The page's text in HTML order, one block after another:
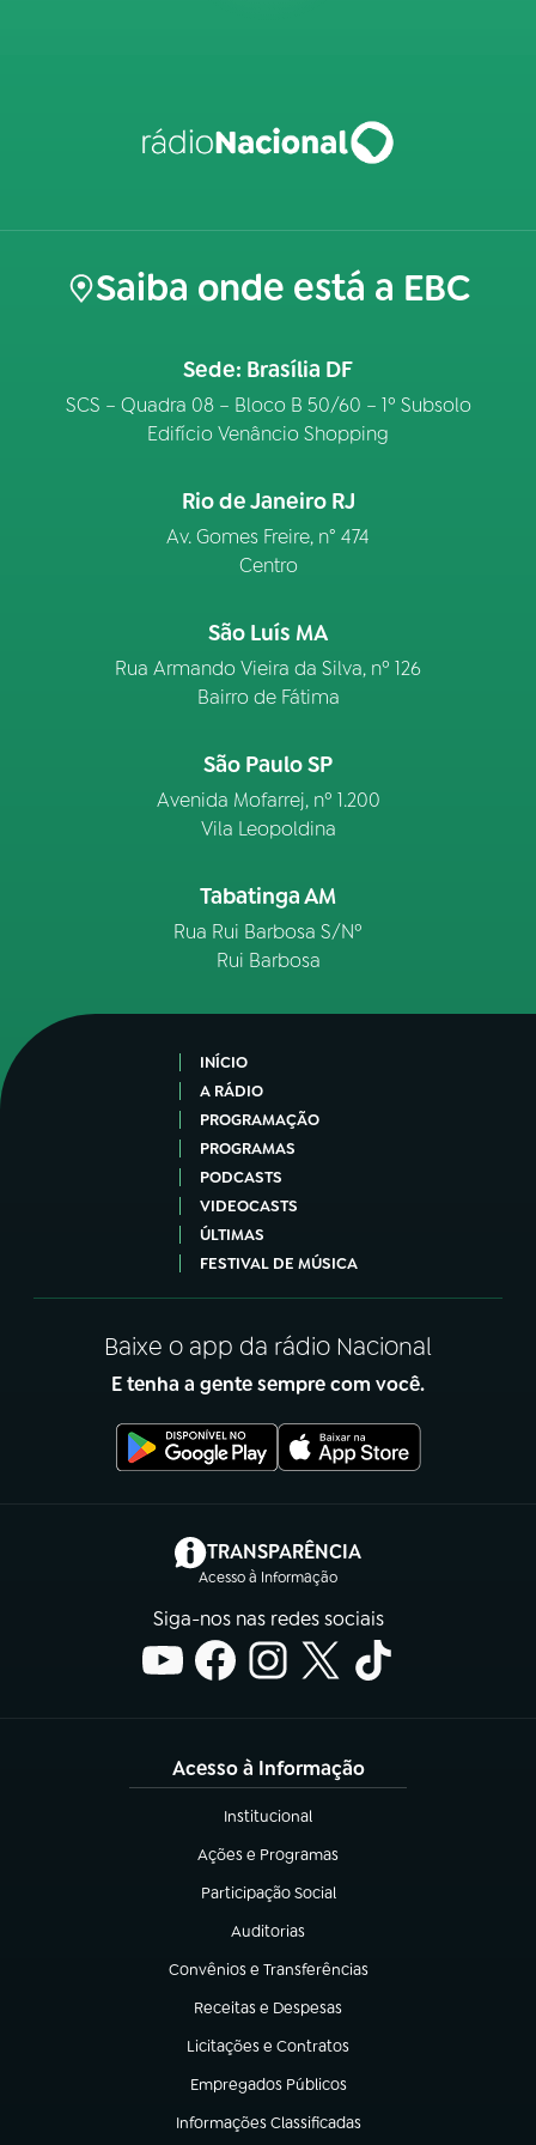
Saiba onde está a EBC
Sede: Brasília DF
SCS – Quadra 08 – Bloco B 50/60 – 1º Subsolo
Edifício Venâncio Shopping
Rio de Janeiro RJ
Av. Gomes Freire, n° 474
Centro
São Luís MA
Rua Armando Vieira da Silva, nº 126
Bairro de Fátima
São Paulo SP
Avenida Mofarrej, nº 1.200
Vila Leopoldina
Tabatinga AM
Rua Rui Barbosa S/Nº
Rui Barbosa
INÍCIO
A RÁDIO
PROGRAMAÇÃO
PROGRAMAS
PODCASTS
VIDEOCASTS
ÚLTIMAS
FESTIVAL DE MÚSICA
Baixe o app da rádio Nacional
E tenha a gente sempre com você.
TRANSPARÊNCIA
Acesso à Informação
(abre em nova aba)
Siga-nos nas redes sociais
Acesso à Informação
Institucional
(abre em nova aba)
Ações e Programas
(abre em nova aba)
Participação Social
(abre em nova aba)
Auditorias
(abre em nova aba)
Convênios e Transferências
(abre em nova aba)
Receitas e Despesas
(abre em nova aba)
Licitações e Contratos
(abre em nova aba)
Empregados Públicos
(abre em nova aba)
Informações Classificadas
(abre em nova aba)